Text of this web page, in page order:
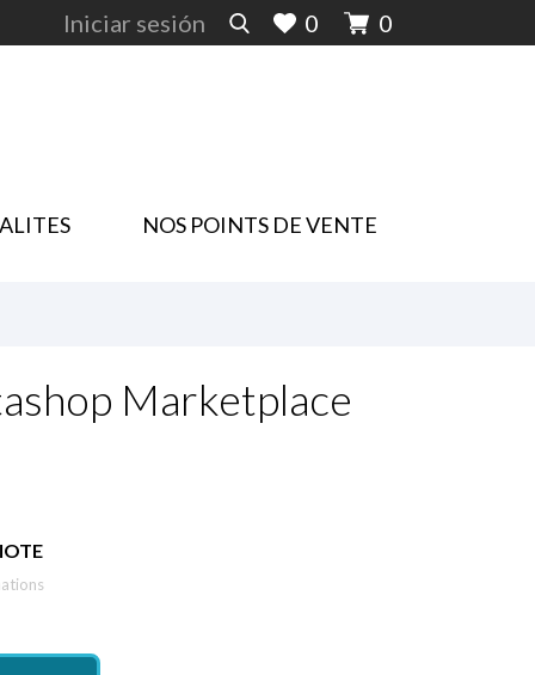
Iniciar sesión 0 0
NOS POINTS DE VENTE
Marketplace